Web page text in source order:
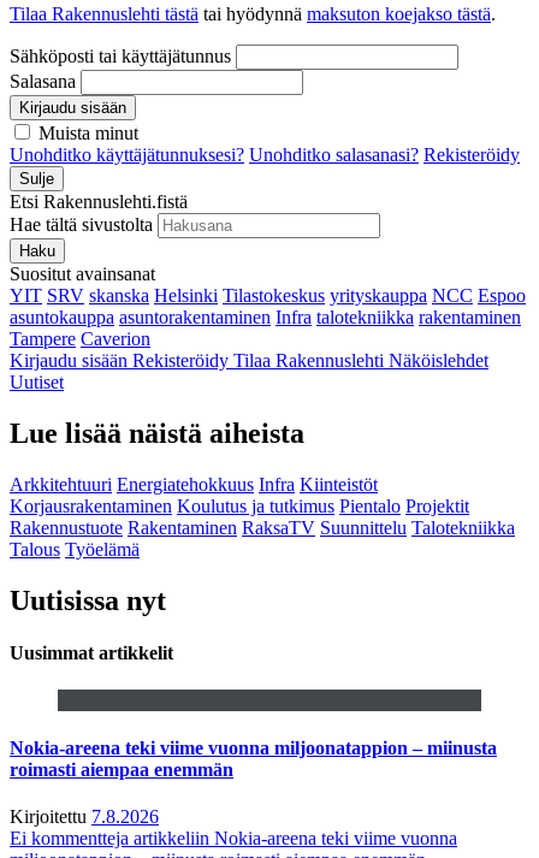
Tilaa Rakennuslehti tästä tai hyödynnä maksuton koejakso tästä.
Sähköposti tai käyttäjätunnus
Salasana
Kirjaudu sisään
Muista minut
Unohditko käyttäjätunnuksesi? Unohditko salasanasi? Rekisteröidy
Sulje
Etsi Rakennuslehti.fistä
Hae tältä sivustolta
Haku
Suositut avainsanat
YIT SRV skanska Helsinki Tilastokeskus yrityskauppa NCC Espoo
asuntokauppa asuntorakentaminen Infra talotekniikka rakentaminen
Tampere Caverion
Kirjaudu sisään Rekisteröidy Tilaa Rakennuslehti Näköislehdet
Uutiset
Lue lisää näistä aiheista
Arkkitehtuuri Energiatehokkuus Infra Kiinteistöt
Korjausrakentaminen Koulutus ja tutkimus Pientalo Projektit
Rakennustuote Rakentaminen RaksaTV Suunnittelu Talotekniikka
Talous Työelämä
Uutisissa nyt
Uusimmat artikkelit
Nokia-areena teki viime vuonna miljoonatappion – miinusta
roimasti aiempaa enemmän
Kirjoitettu 7.8.2026
Ei kommentteja artikkeliin Nokia-areena teki viime vuonna